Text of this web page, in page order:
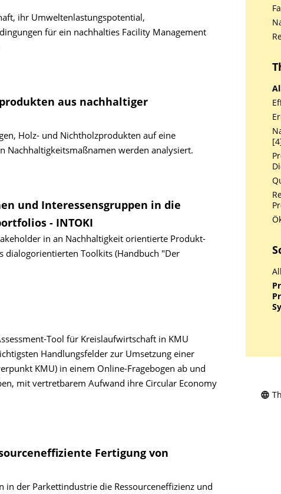
ihr Umweltenlastungspotential,
für ein nachhalties Facility Management
aus nachhaltiger
Holz- und Nichtholzprodukten auf eine
Nachhaltigkeitsmaßnamen werden analysiert.
und Interessensgruppen in die
- INTOKI
in an Nachhaltigkeit orientierte Produkt-
dialogorientierten Toolkits (Handbuch "Der
Tool für Kreislaufwirtschaft in KMU
Handlungsfelder zur Umsetzung einer
KMU) in einem Online-Fragebogen ab und
mit vertretbarem Aufwand ihre Circular Economy
Fertigung von
der Parkettindustrie die Ressourceneffizienz und